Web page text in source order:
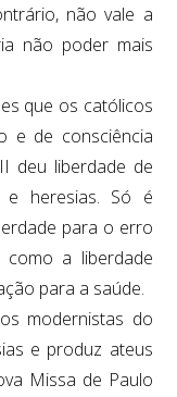
não vale a
não poder mais
que os católicos
e de consciência
deu liberdade de
heresias. Só é
para o erro
a liberdade
para a saúde.
modernistas do
e produz ateus
Missa de Paulo